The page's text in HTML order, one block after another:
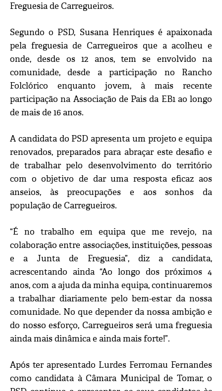
Freguesia de Carregueiros.
Segundo o PSD, Susana Henriques é apaixonada
pela freguesia de Carregueiros que a acolheu e
onde, desde os 12 anos, tem se envolvido na
comunidade, desde a participação no Rancho
Folclórico enquanto jovem, à mais recente
participação na Associação de Pais da EB1 ao longo
de mais de 16 anos.
A candidata do PSD apresenta um projeto e equipa
renovados, preparados para abraçar este desafio e
de trabalhar pelo desenvolvimento do território
com o objetivo de dar uma resposta eficaz aos
anseios, às preocupações e aos sonhos da
população de Carregueiros.
“É no trabalho em equipa que me revejo, na
colaboração entre associações, instituições, pessoas
e a Junta de Freguesia”, diz a candidata,
acrescentando ainda “Ao longo dos próximos 4
anos, com a ajuda da minha equipa, continuaremos
a trabalhar diariamente pelo bem-estar da nossa
comunidade. No que depender da nossa ambição e
do nosso esforço, Carregueiros será uma freguesia
ainda mais dinâmica e ainda mais forte!”.
Após ter apresentado Lurdes Ferromau Fernandes
como candidata à Câmara Municipal de Tomar, o